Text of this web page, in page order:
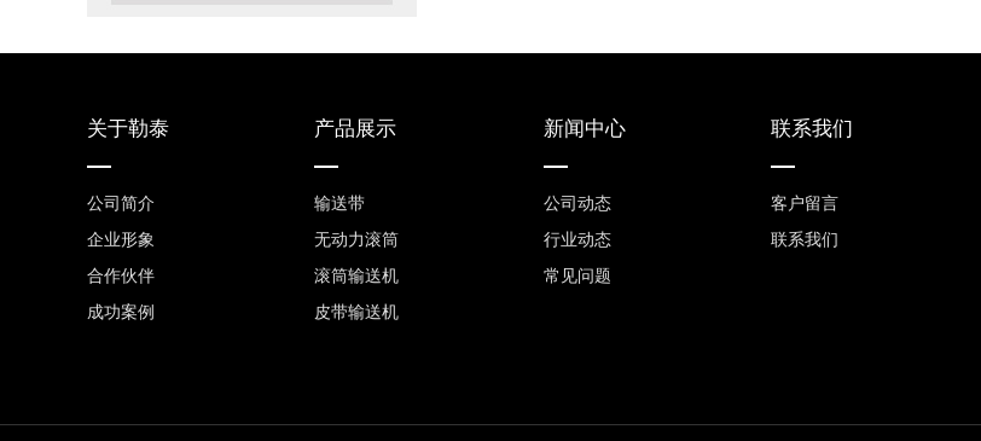
关于勒泰
公司简介
企业形象
合作伙伴
成功案例
产品展示
输送带
无动力滚筒
滚筒输送机
皮带输送机
新闻中心
公司动态
行业动态
常见问题
联系我们
客户留言
联系我们